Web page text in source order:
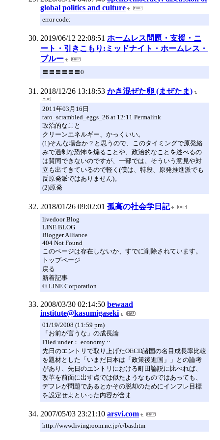
global politics and culture
error code:
2019/06/12 22:08:51 ホームレス問題・支援・ニ
ート・引きこもり:ミッドナイト・ホームレス・
ブルー
〓〓〓〓〓〓0
2018/12/26 13:18:53 かき混ぜた卵 (まぜたま)
2011年03月16日
taro_scrambled_eggs_26 at 12:11 Permalink
政治的なこと
クリーンエネルギー、かっくいい。
(1)そんな場合か？と思うので、このタイミングで原発絡
みで過剰な恐怖を煽ることや、政治的なことを述べるの
は賛同できないのですが、一部では、そういう意見や対
立も出てきているので軽く(僕は、特段、原発推進派でも
反原発派ではありません)。
(2)原発
2018/01/26 09:02:01 孤高の社会学日記
livedoor Blog
LINE BLOG
Blogger Alliance
404 Not Found
このページは存在しないか、すでに削除されています。
トップページ
戻る
新着記事
© LINE Corporation
2008/03/30 02:14:50 bewaad
institute@kasumigaseki
01/19/2008 (11:59 pm)
「お前が言うな」の成長論
Filed under： economy ::
先日のエントリで取り上げたOECD諸国の名目成長率比較
を題材とした「いまだ日本は「政策後進国」」との論考
があり、先日のエントリにおける町田論説に比べれば、
改革を前面に出す点では似たようなものではあっても、
デフレが問題であるとかその脱却のためにインフレ目標
を設定せよといった内容が含ま
2007/05/03 23:21:10 arsvi.com
http://www.livingroom.ne.jp/e/bas.htm